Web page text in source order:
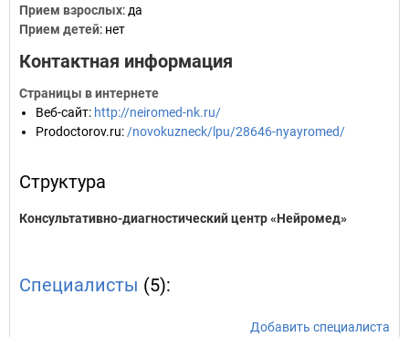
Прием взрослых: да
Прием детей: нет
Контактная информация
Страницы в интернете
Веб-сайт: http://neiromed-nk.ru/
Prodoctorov.ru: /novokuzneck/lpu/28646-nyayromed/
Структура
Консультативно-диагностический центр «Нейромед»
Специалисты (5):
Добавить специалиста